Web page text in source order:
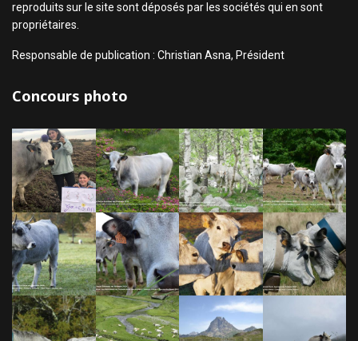
reproduits sur le site sont déposés par les sociétés qui en sont
propriétaires.
Responsable de publication : Christian Asna, Président
Concours photo